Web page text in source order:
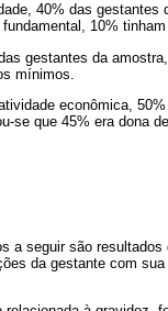
40% das
10%
gestantes da
mínimos.
econômica,
se que 45% era dona
a seguir são
da gestante com